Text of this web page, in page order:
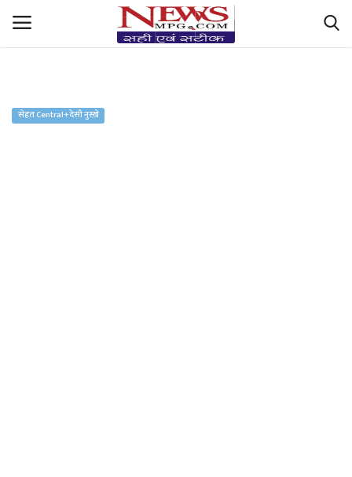
https://hindi-fonts.com/fonts/mangal-boldhttps://hindi-
fonts.com/fonts/mangal-bold
देश-दुनिया रिपोर्ट
सेहत Central+देसी नुस्ख़े